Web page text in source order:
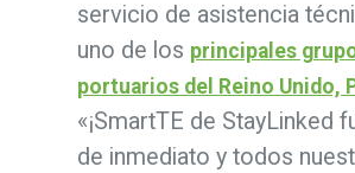
servicio de asistencia
uno de los principales
portuarios del Reino Unido,
«¡SmartTE de StayLinked
de inmediato y todos